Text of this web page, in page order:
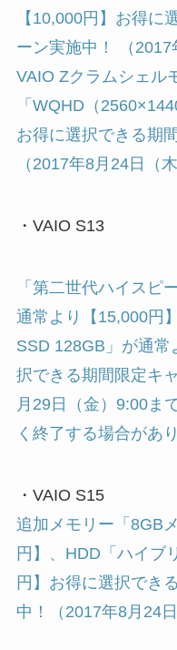
【10,000円】お得に
ーン実施中！ （2017
VAIO Zクラムシェル
「WQHD（
お得に選択できる期
（2017年8月24日（
・VAIO S13
「第二世代ハイスピ
通常より【15,000円
SSD 128GB」が通常
択できる期間限定キ
月29日（金）9:00ま
く終了する場合があ
・VAIO S15
追加メモリー「8GB
円】、HDD「ハイブ
円】お得に選択でき
中！（2017年8月24